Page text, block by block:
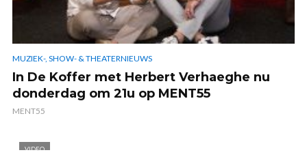
MUZIEK-, SHOW- & THEATERNIEUWS
In De Koffer met Herbert Verhaeghe nu
donderdag om 21u op MENT55
MENT55
VIDEO